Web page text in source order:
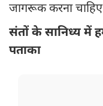
जागरूक करना
संतों के सानिध्य में
पताका